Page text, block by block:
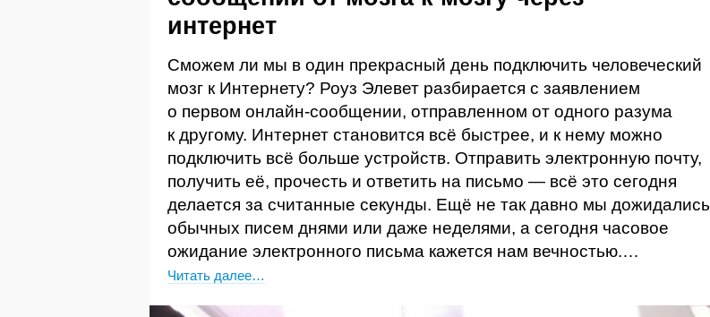
интернет
Сможем ли мы в один прекрасный день подключить человеческий
мозг к Интернету? Роуз Элевет разбирается с заявлением
о первом онлайн-сообщении, отправленном от одного разума
к другому. Интернет становится всё быстрее, и к нему можно
подключить всё больше устройств. Отправить электронную почту,
получить её, прочесть и ответить на письмо — всё это сегодня
делается за считанные секунды. Ещё не так давно мы дожидались
обычных писем днями или даже неделями, а сегодня часовое
ожидание электронного письма кажется нам вечностью.…
Читать далее…